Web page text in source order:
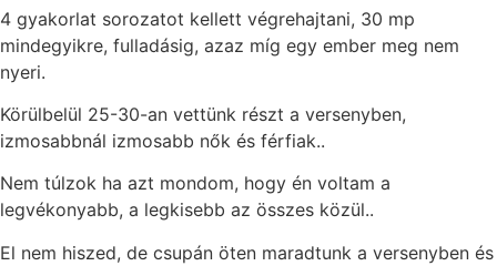
4 gyakorlat sorozatot kellett végrehajtani, 30 mp
mindegyikre, fulladásig, azaz míg egy ember meg nem
nyeri.
Körülbelül 25-30-an vettünk részt a versenyben,
izmosabbnál izmosabb nők és férfiak..
Nem túlzok ha azt mondom, hogy én voltam a
legvékonyabb, a legkisebb az összes közül..
El nem hiszed, de csupán öten maradtunk a versenyben és